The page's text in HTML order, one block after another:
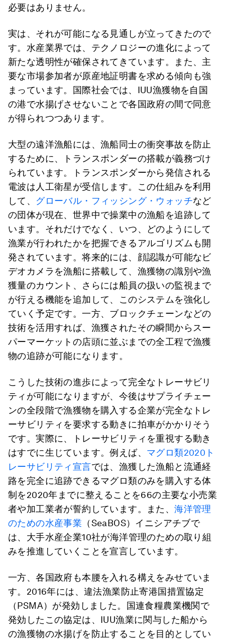
必要はありません。
実は、それが可能になる見通しが立ってきたので
す。水産業界では、テクノロジーの進化によって
新たな透明性が確保されてきています。また、主
要な市場参加者が原産地証明書を求める傾向も強
まっています。国際社会では、IUU漁獲物を自国
の港で水揚げさせないことで各国政府の間で同意
が得られつつあります。
大型の遠洋漁船には、漁船同士の衝突事故を防止
するために、トランスポンダーの搭載が義務づけ
られています。トランスポンダーから発信される
電波は人工衛星が受信します。この仕組みを利用
して、 グローバル・フィッシング・ウォッチなど
の団体が現在、世界中で操業中の漁船を追跡して
います。それだけでなく、いつ、どのようにして
漁業が行われたかを把握できるアルゴリズムも開
発されています。将来的には、顔認識が可能なビ
デオカメラを漁船に搭載して、漁獲物の識別や漁
獲量のカウント、さらには船員の扱いの監視まで
が行える機能を追加して、このシステムを強化し
ていく予定です。一方、ブロックチェーンなどの
技術を活用すれば、漁獲されたその瞬間からスー
パーマーケットの店頭に並ぶまでの全工程で漁獲
物の追跡が可能になります。
こうした技術の進歩によって完全なトレーサビリ
ティが可能になりますが、今後はサプライチェー
ンの全段階で漁獲物を購入する企業が完全なトレ
ーサビリティを要求する動きに拍車がかかりそう
です。実際に、トレーサビリティを重視する動き
はすでに生じています。例えば、 マグロ類2020ト
レーサビリティ宣言では、漁獲した漁船と流通経
路を完全に追跡できるマグロ類のみを購入する体
制を2020年までに整えることを66の主要な小売業
者や加工業者が誓約しています。また、海洋管理
のための水産事業 （SeaBOS）イニシアチブで
は、大手水産企業10社が海洋管理のための取り組
みを推進していくことを宣言しています。
一方、各国政府も本腰を入れる構えをみせていま
す。2016年には、違法漁業防止寄港国措置協定
（PSMA）が発効しました。国連食糧農業機関で
発効したこの協定は、IUU漁業に関与した船から
の漁獲物の水揚げを防止することを目的としてい